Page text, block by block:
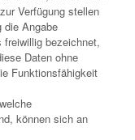
Verfügung stellen
die Angabe
freiwillig bezeichnet,
Daten ohne
Funktionsfähigkeit
können sich an